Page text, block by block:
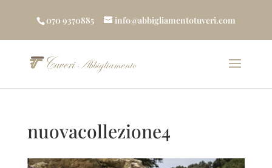
070 9370885 info@abbigliamentotuveri.com
nuovacollezione4